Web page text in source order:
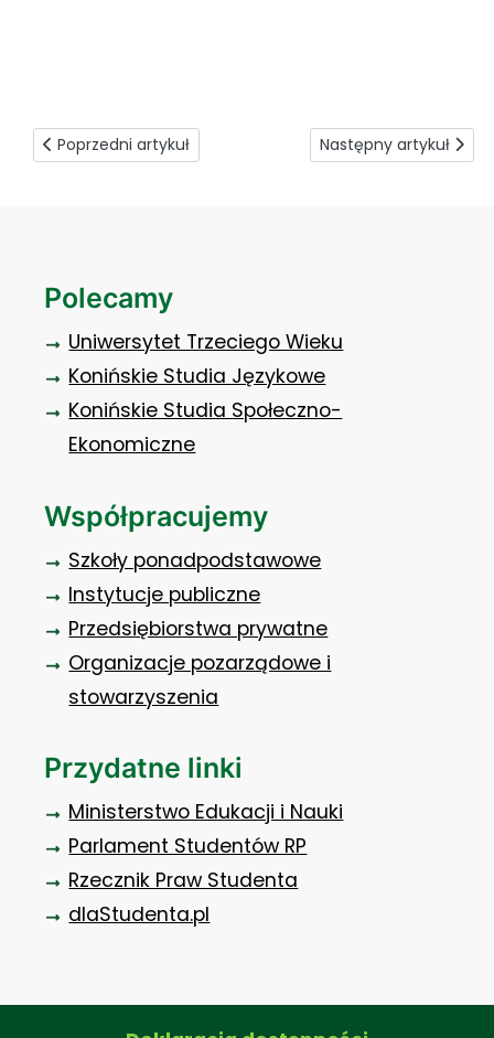
Poprzedni artykuł: Nowe sprzęty już czekają
Poprzedni artykuł Następny artykuł: Od
Następny artykuł
Polecamy
Uniwersytet Trzeciego Wieku
Konińskie Studia Językowe
Konińskie Studia Społeczno-
Ekonomiczne
Współpracujemy
Szkoły ponadpodstawowe
Instytucje publiczne
Przedsiębiorstwa prywatne
Organizacje pozarządowe i
stowarzyszenia
Przydatne linki
Ministerstwo Edukacji i Nauki
Parlament Studentów RP
Rzecznik Praw Studenta
dlaStudenta.pl